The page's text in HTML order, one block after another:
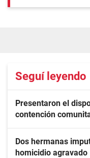
Seguí leyendo
Presentaron el
contención
Dos hermanas
homicidio agravado